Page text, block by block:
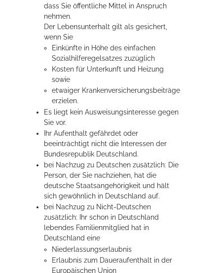
dass Sie öffentliche Mittel in Anspruch
nehmen.
Der Lebensunterhalt gilt als gesichert,
wenn Sie
Einkünfte in Höhe des einfachen
Sozialhilferegelsatzes zuzüglich
Kosten für Unterkunft und Heizung
sowie
etwaiger Krankenversicherungsbeiträge
erzielen.
Es liegt kein Ausweisungsinteresse gegen
Sie vor.
Ihr Aufenthalt gefährdet oder
beeinträchtigt nicht die Interessen der
Bundesrepublik Deutschland.
bei Nachzug zu Deutschen zusätzlich: Die
Person, der Sie nachziehen, hat die
deutsche Staatsangehörigkeit und hält
sich gewöhnlich in Deutschland auf.
bei Nachzug zu Nicht-Deutschen
zusätzlich: Ihr schon in Deutschland
lebendes Familienmitglied hat in
Deutschland eine
Niederlassungserlaubnis
Erlaubnis zum Daueraufenthalt in der
Europäischen Union